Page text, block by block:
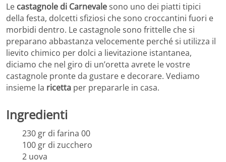
Le castagnole di Carnevalesono uno dei piatti tipici
della festa, dolcetti sfiziosi che sono croccantini fuori e
morbidi dentro. Le castagnole sono frittelle che si
preparano abbastanza velocemente perché si utilizza il
lievito chimico per dolci a lievitazione istantanea,
diciamo che nel giro di un’oretta avrete le vostre
castagnole pronte da gustare e decorare. Vediamo
insieme la ricetta per prepararle in casa.
Ingredienti
230 gr di farina 00
100 gr di zucchero
2 uova